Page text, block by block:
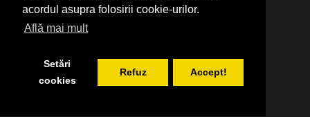
acordul asupra folosirii cookie-urilor.
Află mai mult
Setări
cookies
Refuz Accept!